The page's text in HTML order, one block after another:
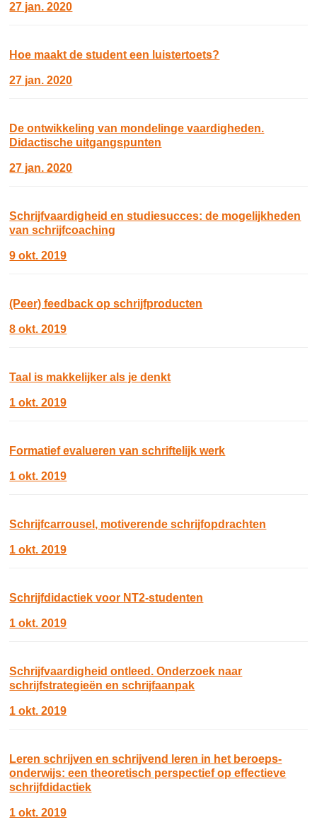
27 jan. 2020
Hoe maakt de student een luistertoets?
27 jan. 2020
De ontwikkeling van mondelinge vaardigheden.
Didactische uitgangspunten
27 jan. 2020
Schrijfvaardigheid en studiesucces: de mogelijkheden
van schrijfcoaching
9 okt. 2019
(Peer) feedback op schrijfproducten
8 okt. 2019
Taal is makkelijker als je denkt
1 okt. 2019
Formatief evalueren van schriftelijk werk
1 okt. 2019
Schrijfcarrousel, motiverende schrijfopdrachten
1 okt. 2019
Schrijfdidactiek voor NT2-studenten
1 okt. 2019
Schrijfvaardigheid ontleed. Onderzoek naar
schrijfstrategieën en schrijfaanpak
1 okt. 2019
Leren schrijven en schrijvend leren in het beroeps-
onderwijs: een theoretisch perspectief op effectieve
schrijfdidactiek
1 okt. 2019